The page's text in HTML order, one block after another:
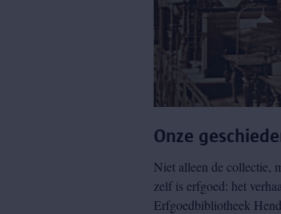
Onze
Niet alleen de collectie,
zelf is erfgoed: het
Erfgoedbibliotheek